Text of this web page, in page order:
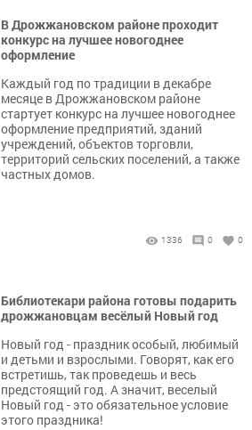
В Дрожжановском районе проходит
конкурс на лучшее новогоднее
оформление
Каждый год по традиции в декабре
месяце в Дрожжановском районе
стартует конкурс на лучшее новогоднее
оформление предприятий, зданий
учреждений, объектов торговли,
территорий сельских поселений, а также
частных домов.
1336 0 0
Библиотекари района готовы подарить
дрожжановцам весёлый Новый год
Новый год - праздник особый, любимый
и детьми и взрослыми. Говорят, как его
встретишь, так проведешь и весь
предстоящий год. А значит, веселый
Новый год - это обязательное условие
этого праздника!